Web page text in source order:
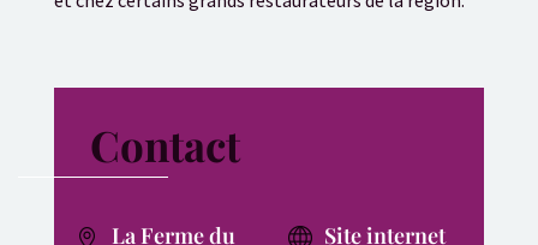
Contact
La Ferme du Site internet